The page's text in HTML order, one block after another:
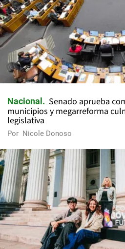
Nacional
Senado aprueba
municipios y megarreforma
legislativa
Por Nicole Donoso